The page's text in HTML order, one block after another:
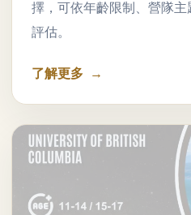
擇，可依年齡限制、營隊
評估。
了解更多